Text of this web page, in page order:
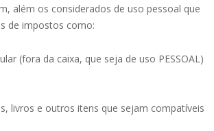
além os considerados de uso pessoal que
de impostos como:
(fora da caixa, que seja de uso PESSOAL)
livros e outros itens que sejam compatíveis